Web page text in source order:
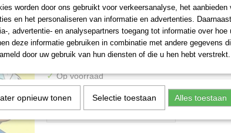
Donald Duck Big
pocket - 7. - Walt
€ 3,00
✓Op voorraad
Aantal
worden door ons gebruikt voor verkeersanalyse, het aanbieden
en het personaliseren van informatie en advertenties.
, advertentie- en analysepartners toegang tot informatie over
deze informatie gebruiken in combinatie met andere gegevens
door uw gebruik van hun diensten of die u hen hebt verstrekt.
opnieuw tonen Selectie toestaan Alles toestaan